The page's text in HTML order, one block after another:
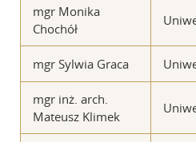
mgr Monika
Chochół
mgr Sylwia Graca
mgr inż. arch.
Mateusz Klimek